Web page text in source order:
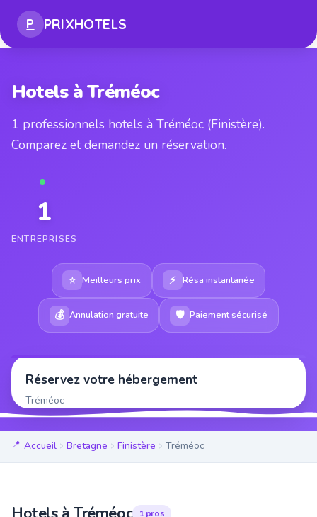
P PRIXHOTELS
Hotels à Tréméoc
1 professionnels hotels à Tréméoc (Finistère).
Comparez et demandez un réservation.
1
ENTREPRISES
⭐ Meilleurs prix ⚡ Résa instantanée
💰 Annulation gratuite 🛡 Paiement sécurisé
Réservez votre hébergement
Tréméoc
Accueil Bretagne Finistère Tréméoc
1 pros